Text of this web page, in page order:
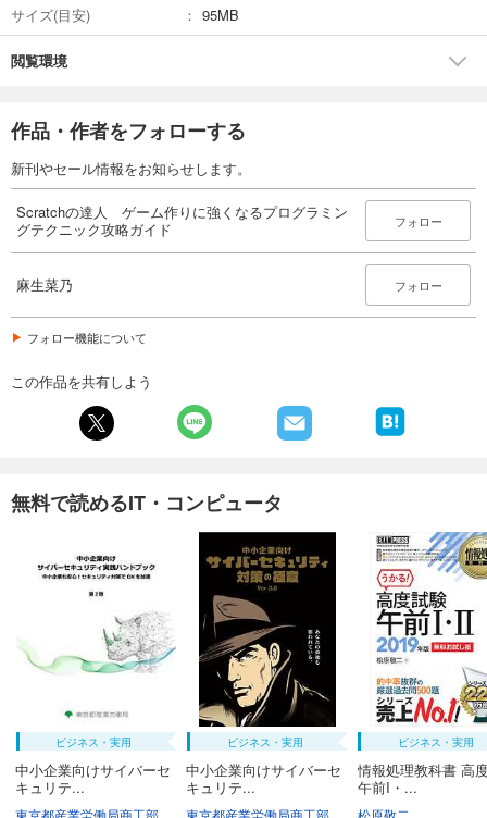
サイズ(目安)
95MB
閲覧環境
作品・作者をフォローする
新刊やセール情報をお知らせします。
Scratchの達人 ゲーム作りに強くなるプログラミン
グテクニック攻略ガイド
フォロー
麻生菜乃 フォロー
フォロー機能について
この作品を共有しよう
無料で読めるIT・コンピュータ
ビジネス・実用
中小企業向けサイバーセ
キュリテ...
ビジネス・実用
中小企業向けサイバーセ
キュリテ...
ビジネス・実用
情報処理教科書 高
午前I・...